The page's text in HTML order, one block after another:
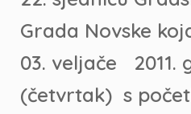
Grada Novske
03. veljače 2011.
(četvrtak) s